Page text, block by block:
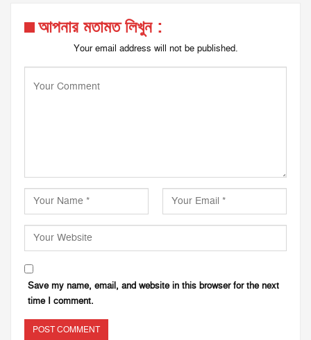
আপনার মতামত লিখুন :
Your email address will not be published.
Save my name, email, and website in this browser for the next
time I comment.